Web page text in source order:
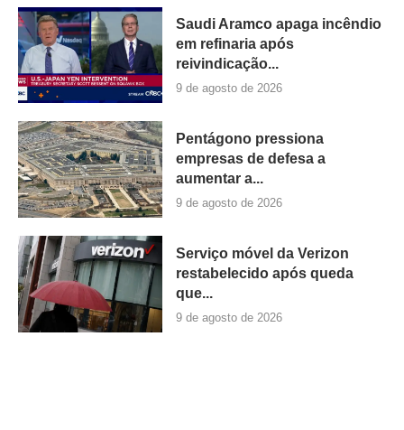
Saudi Aramco apaga incêndio
em refinaria após
reivindicação...
9 de agosto de 2026
Pentágono pressiona
empresas de defesa a
aumentar a...
9 de agosto de 2026
Serviço móvel da Verizon
restabelecido após queda
que...
9 de agosto de 2026